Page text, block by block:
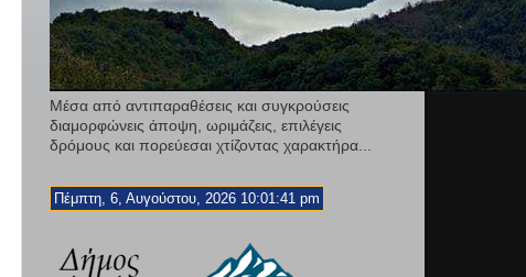
Μέσα από αντιπαραθέσεις και συγκρούσεις
διαμορφώνεις άποψη, ωριμάζεις, επιλέγεις
δρόμους και πορεύεσαι χτίζοντας χαρακτήρα...
Πέμπτη, 6, Αυγούστου, 2026 10:01:42 pm